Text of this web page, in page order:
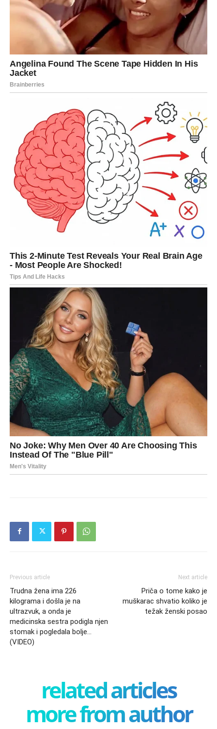
Previous article
Trudna žena ima 226
kilograma i došla je na
ultrazvuk, a onda je
medicinska sestra podigla njen
stomak i pogledala bolje…
(VIDEO)
Next article
Priča o tome kako je
muškarac shvatio koliko je
težak ženski posao
related articles
more from author